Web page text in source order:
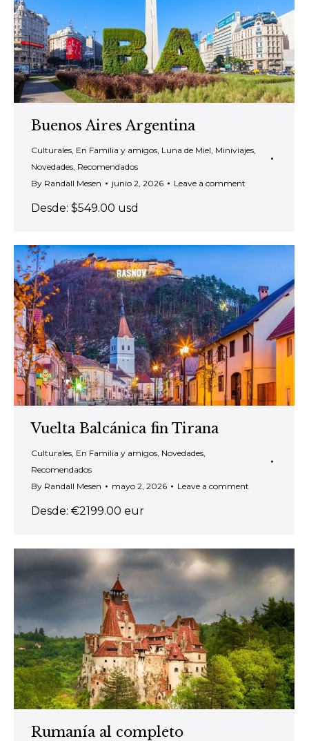
Buenos Aires Argentina
Culturales En Familia y amigos Luna de Miel Miniviajes
Novedades Recomendados
By Randall Mesen junio 2, 2026 Leave a comment
Desde: $549.00 usd
Vuelta Balcánica fin Tirana
Culturales En Familia y amigos Novedades
Recomendados
By Randall Mesen mayo 2, 2026 Leave a comment
Desde: €2199.00 eur
Rumanía al completo